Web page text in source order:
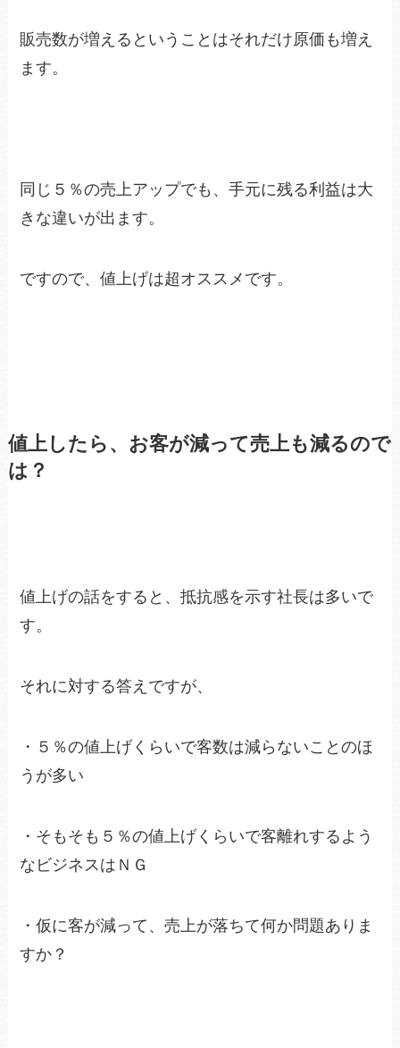
販売数が増えるということはそれだけ原価も増え
ます。
同じ５％の売上アップでも、手元に残る利益は大
きな違いが出ます。
ですので、値上げは超オススメです。
値上したら、お客が減って売上も減るので
は？
値上げの話をすると、抵抗感を示す社長は多いで
す。
それに対する答えですが、
・５％の値上げくらいで客数は減らないことのほ
うが多い
・そもそも５％の値上げくらいで客離れするよう
なビジネスはＮＧ
・仮に客が減って、売上が落ちて何か問題ありま
すか？